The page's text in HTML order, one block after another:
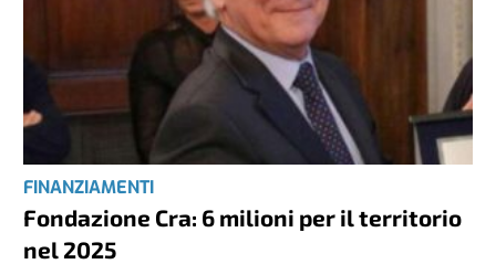
FINANZIAMENTI
Fondazione Cra: 6 milioni per il territorio
nel 2025